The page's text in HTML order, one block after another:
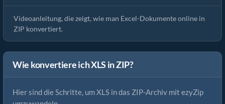
Videoanleitung, die zeigt, wie man Excel-Dokumente online in
ZIP konvertiert.
Wie konvertiere ich XLS in ZIP?
Hier sind die Schritte, um XLS in das ZIP-Archiv mit ezyZip